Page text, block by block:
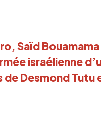
Saïd
israélienne
de Desmond